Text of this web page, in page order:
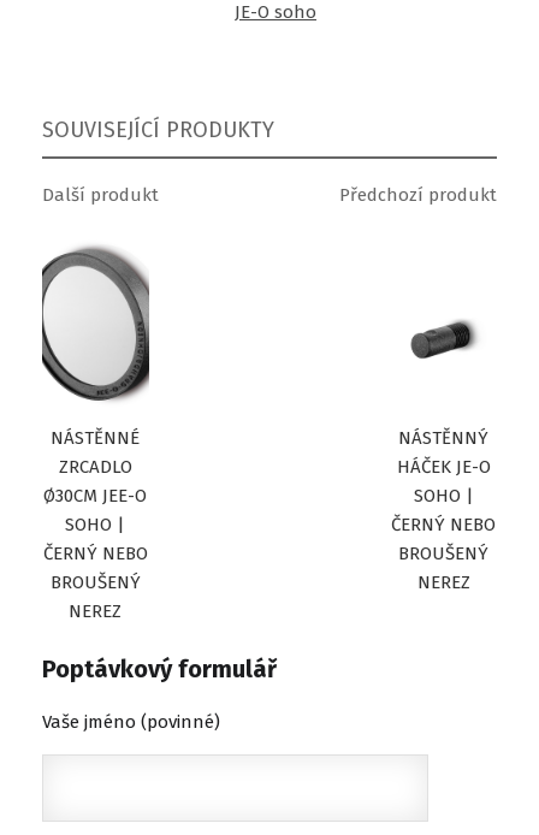
JE-O soho
SOUVISEJÍCÍ PRODUKTY
Další produkt
NÁSTĚNNÉ
ZRCADLO
Ø30CM JEE-O
SOHO |
ČERNÝ NEBO
BROUŠENÝ
NEREZ
Předchozí produkt
NÁSTĚNNÝ
HÁČEK JE-O
SOHO |
ČERNÝ NEBO
BROUŠENÝ
NEREZ
Poptávkový formulář
Vaše jméno (povinné)